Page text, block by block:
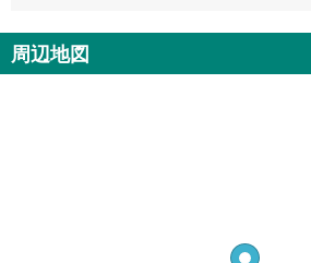
周辺地図